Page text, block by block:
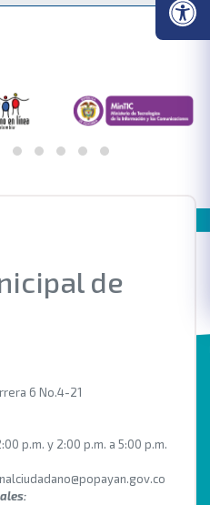
de
6 No.4-21
p.m. y 2:00 p.m. a 5:00 p.m.